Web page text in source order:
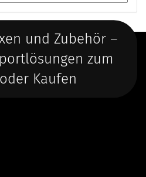
und Zubehör –
zum
Kaufen